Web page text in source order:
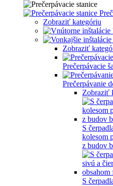
Zobraziť kategóriu
Zobraziť
Prečerpávacie
Prečerpávanie
Zobraziť
S
kolesom
z budov
S